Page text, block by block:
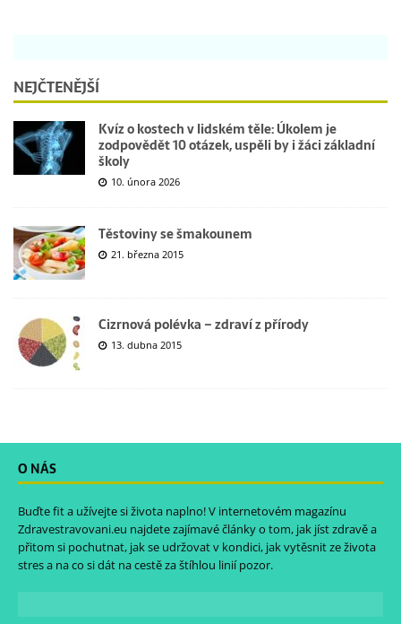
NEJČTENĚJŠÍ
Kvíz o kostech v lidském těle: Úkolem je
zodpovědět 10 otázek, uspěli by i žáci základní
školy
10. února 2026
Těstoviny se šmakounem
21. března 2015
Cizrnová polévka – zdraví z přírody
13. dubna 2015
O NÁS
Buďte fit a užívejte si života naplno! V internetovém magazínu
Zdravestravovani.eu najdete zajímavé články o tom, jak jíst zdravě a
přitom si pochutnat, jak se udržovat v kondici, jak vytěsnit ze života
stres a na co si dát na cestě za štíhlou linií pozor.